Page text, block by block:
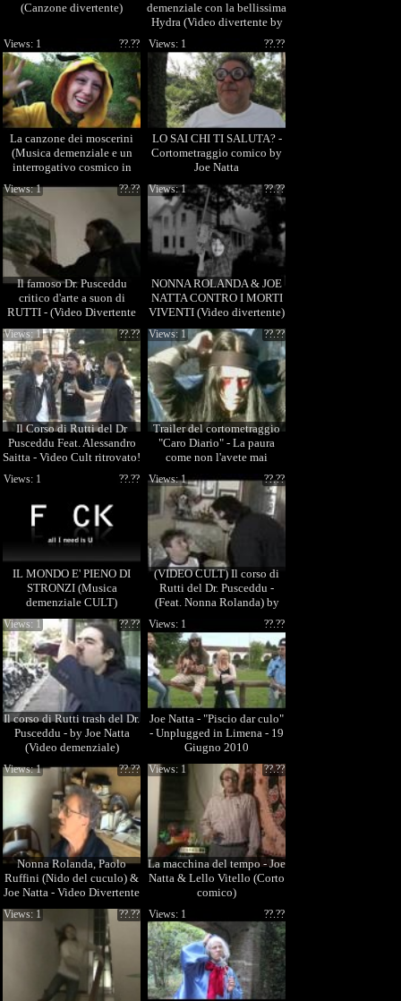
(Canzone divertente)
demenziale con la bellissima
Hydra (Video divertente by
La canzone dei moscerini
(Musica demenziale e un
interrogativo cosmico in
??.??
Views: 1
LO SAI CHI TI SALUTA? -
Cortometraggio comico by
Joe Natta
??.??
Views: 1
Il famoso Dr. Pusceddu
critico d'arte a suon di
RUTTI - (Video Divertente
by Joe Natta)
??.??
Views: 1
NONNA ROLANDA & JOE
NATTA CONTRO I MORTI
VIVENTI (Video divertente)
??.??
Views: 1
Il Corso di Rutti del Dr
Pusceddu Feat. Alessandro
Saitta - Video Cult ritrovato!
??.??
Views: 1
Trailer del cortometraggio
"Caro Diario" - La paura
come non l'avete mai
??.??
Views: 1
IL MONDO E' PIENO DI
STRONZI (Musica
demenziale CULT)
??.??
Views: 1
(VIDEO CULT) Il corso di
Rutti del Dr. Pusceddu -
(Feat. Nonna Rolanda) by
??.??
Views: 1
Il corso di Rutti trash del Dr.
Pusceddu - by Joe Natta
(Video demenziale)
??.??
Views: 1
Joe Natta - "Piscio dar culo"
- Unplugged in Limena - 19
Giugno 2010
??.??
Views: 1
Nonna Rolanda, Paolo
Ruffini (Nido del cuculo) &
Joe Natta - Video Divertente
CULT
??.??
Views: 1
La macchina del tempo - Joe
Natta & Lello Vitello (Corto
comico)
??.??
Views: 1
??.??
Views: 1 ??.??
Views: 1